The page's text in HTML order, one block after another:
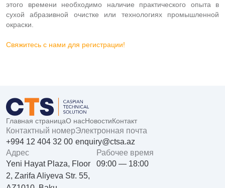
этого времени необходимо наличие практического опыта в
сухой абразивной очистке или технологиях промышленной
окраски.
Свяжитесь с нами для регистрации!
Главная страницаО насНовостиКонтакт
Контактный номер
+994 12 404 32 00
Электронная почта
enquiry@ctsa.az
Aдрес
Yeni Hayat Plaza, Floor
2, Zarifa Aliyeva Str. 55,
Рабочее время
09:00 — 18:00